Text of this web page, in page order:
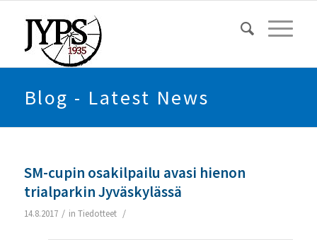
Blog - Latest News
SM-cupin osakilpailu avasi hienon
trialparkin Jyväskylässä
14.8.2017 / in Tiedotteet /